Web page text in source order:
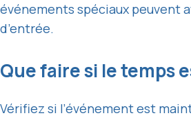
événements spéciaux peuvent
d’entrée.
Que faire si le temps
Vérifiez si l’événement est